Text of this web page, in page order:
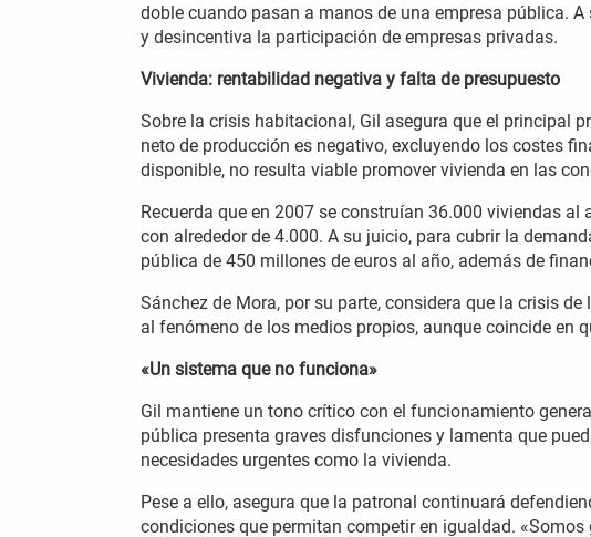
doble cuando pasan a manos de una empresa pública.
y desincentiva la participación de empresas privadas.
Vivienda: rentabilidad negativa y falta de presupuesto
Sobre la crisis habitacional, Gil asegura que el principal
neto de producción es negativo, excluyendo los costes
disponible, no resulta viable promover vivienda en las
Recuerda que en 2007 se construían 36.000 viviendas
con alrededor de 4.000. A su juicio, para cubrir la
pública de 450 millones de euros al año, además de
Sánchez de Mora, por su parte, considera que la crisis
al fenómeno de los medios propios, aunque coincide en
«Un sistema que no funciona»
Gil mantiene un tono crítico con el funcionamiento
pública presenta graves disfunciones y lamenta que
necesidades urgentes como la vivienda.
Pese a ello, asegura que la patronal continuará
condiciones que permitan competir en igualdad.